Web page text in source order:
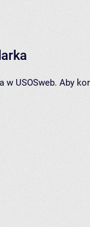
w USOSweb. Aby